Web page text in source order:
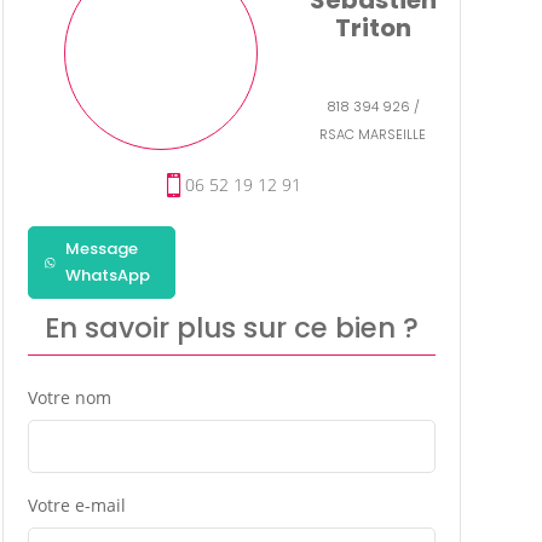
Triton
818 394 926 /
RSAC MARSEILLE
06 52 19 12 91
Message
WhatsApp
En savoir plus sur ce bien ?
Votre nom
Votre e-mail